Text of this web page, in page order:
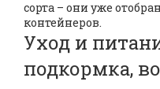
сорта – они уже
контейнеров.
Уход и
подкормка,